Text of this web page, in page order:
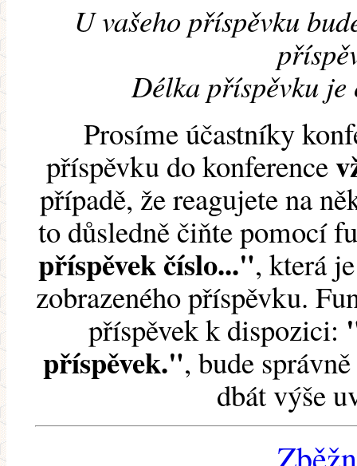
U vašeho příspěvku
Délka příspěvku je
Prosíme účastníky
příspěvku do konference
případě, že reagujete na
to důsledně čiňte pomocí
příspěvek číslo...", která
zobrazeného příspěvku.
příspěvek k dispozici:
příspěvek.", bude
dbát výše